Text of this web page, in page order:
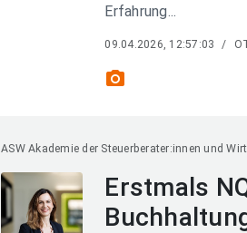
Erfahrung...
09.04.2026, 12:57:03 /
photo_camera
ASW Akademie der Steuerberater:innen und
Erstmals